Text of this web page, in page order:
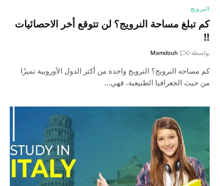
النرويج
كم تبلغ مساحة النرويج؟ لن تتوقع أخر الاحصائيات
!!
بواسطة Mamdouh 0
كم مساحه النرويج؟ النرويج واحدة من أكثر الدول الأوروبية تميزًا
من حيث الجغرافيا الطبيعية، فهي…